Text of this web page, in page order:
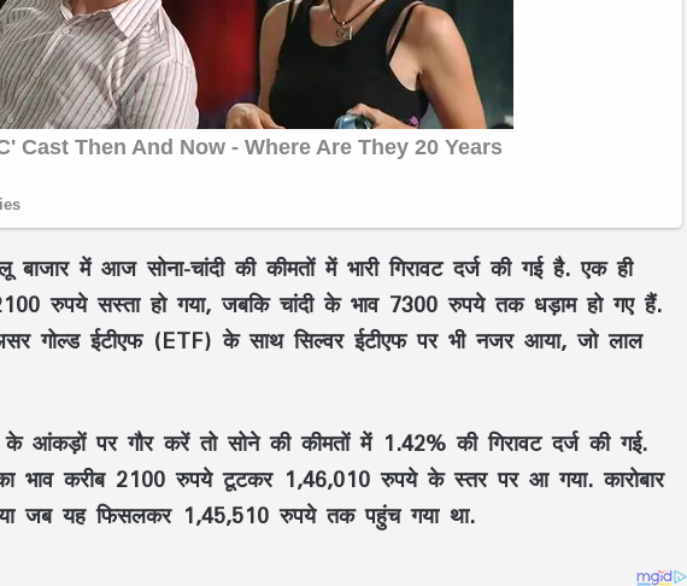
में आज सोना-चांदी की कीमतों में भारी गिरावट दर्ज की गई है. एक ही
रुपये सस्ता हो गया, जबकि चांदी के भाव 7300 रुपये तक धड़ाम हो गए हैं.
गोल्ड ईटीएफ (ETF) के साथ सिल्वर ईटीएफ पर भी नजर आया, जो लाल
आंकड़ों पर गौर करें तो सोने की कीमतों में 1.42% की गिरावट दर्ज की गई.
भाव करीब 2100 रुपये टूटकर 1,46,010 रुपये के स्तर पर आ गया. कारोबार
जब यह फिसलकर 1,45,510 रुपये तक पहुंच गया था.